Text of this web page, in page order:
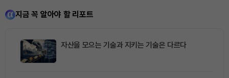
지금 꼭 알아야 할 리포트
자산을 모으는 기술과 지키는 기술은 다르다